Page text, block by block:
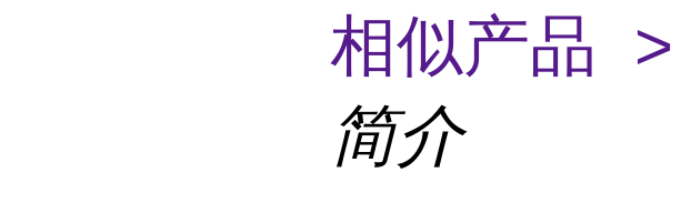
相似产品 >
简介